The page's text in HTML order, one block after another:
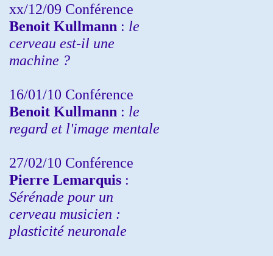
xx/12/09 Conférence
Benoit Kullmann : le
cerveau est-il une
machine ?
16/01/10 Conférence
Benoit Kullmann : le
regard et l'image mentale
27/02/10 Conférence
Pierre Lemarquis :
Sérénade pour un
cerveau musicien :
plasticité neuronale